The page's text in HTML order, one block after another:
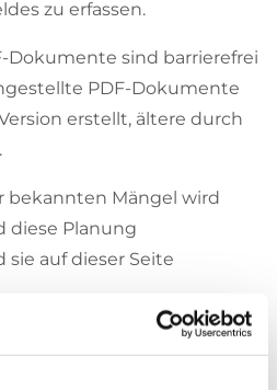
zu erfassen.
Dokumente sind barrierefrei
PDF-Dokumente
erstellt, ältere durch
bekannten Mängel wird
diese Planung
sie auf dieser Seite
bei Anmerkungen
digitalen